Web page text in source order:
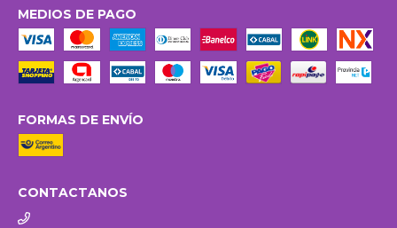
MEDIOS DE PAGO
FORMAS DE ENVÍO
CONTACTANOS